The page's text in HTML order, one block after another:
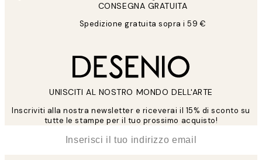
CONSEGNA GRATUITA
Spedizione gratuita sopra i 59 €
UNISCITI AL NOSTRO MONDO DELL'ARTE
Inscriviti alla nostra newsletter e riceverai il 15% di sconto su
tutte le stampe per il tuo prossimo acquisto!